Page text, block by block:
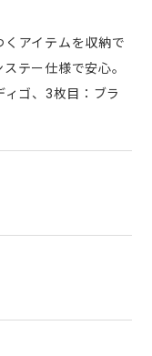
アイテムを収納で
テー仕様で安心。
ゴ、3枚目：ブラ